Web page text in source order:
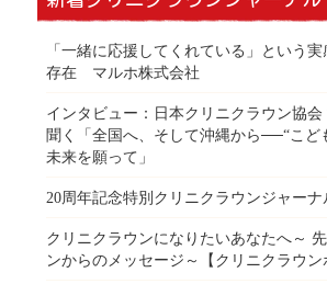
「一緒に応援してくれている」という
存在 マルホ株式会社
インタビュー：日本クリニクラウン協
聞く「全国へ、そして沖縄から──“こど
未来を願って」
20周年記念特別クリニクラウンジャーナ
クリニクラウンになりたいあなたへ～
ンからのメッセージ～【クリニクラウン